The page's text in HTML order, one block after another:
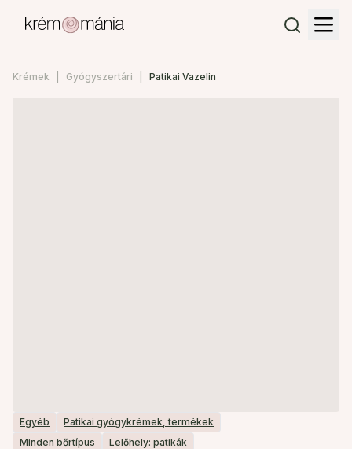
Krémek Gyógyszertári Patikai Vazelin
Egyéb
Patikai gyógykrémek, termékek
Minden bőrtípus
Lelőhely: patikák